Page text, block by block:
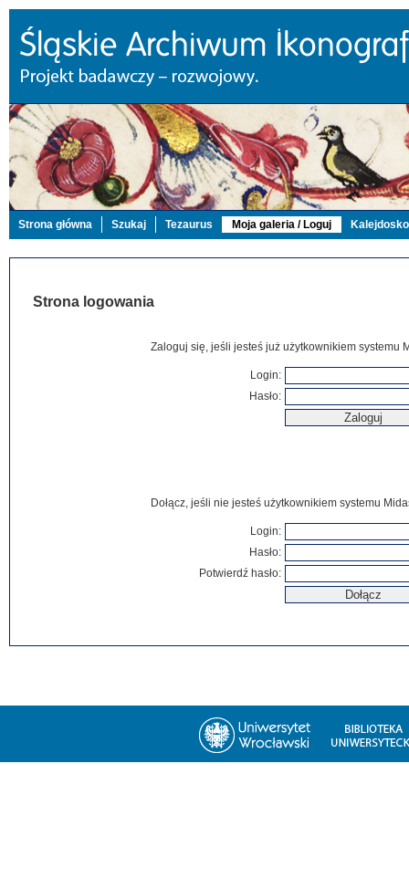
Strona główna Szukaj Tezaurus Moja galeria / Loguj
Strona logowania
Zaloguj się, jeśli jesteś już użytkownikiem systemu
Login:
Hasło:
Dołącz, jeśli nie jesteś użytkownikiem systemu
Login:
Hasło:
Potwierdź hasło: